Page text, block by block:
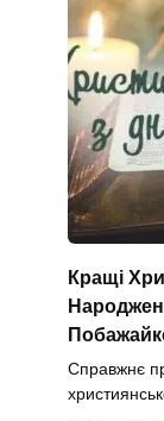
Кращі
Справжнє